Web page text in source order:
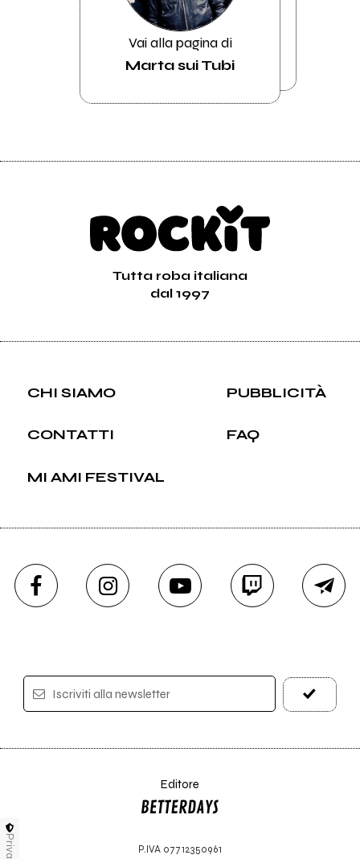
Vai alla pagina di
Marta sui Tubi
Tutta roba italiana
dal 1997
CHI SIAMO PUBBLICITÀ
CONTATTI FAQ
MI AMI FESTIVAL
Iscriviti alla newsletter
Editore
P.IVA 07712350961